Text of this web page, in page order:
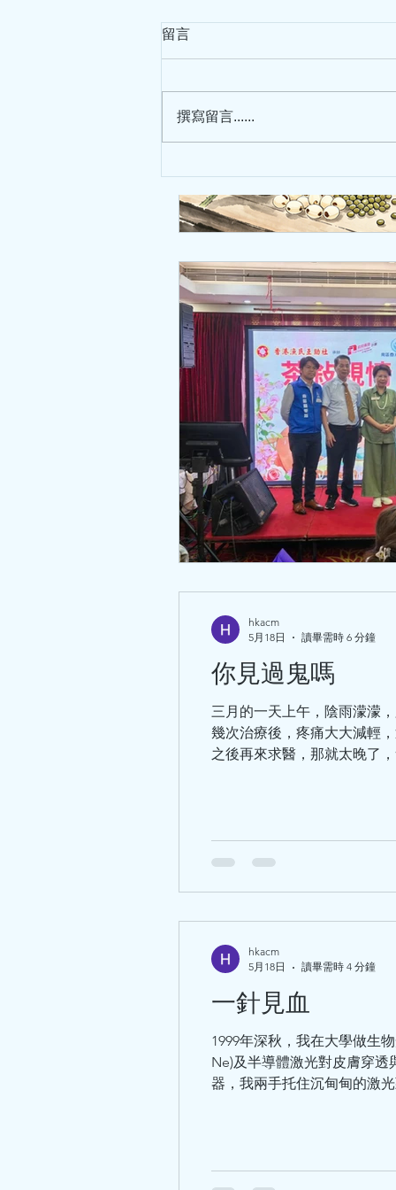
你見過鬼嗎
三月的一天上午，陰雨濛濛
幾次治療後，疼痛大大減輕
之後再來求醫，那就太晚了
hkacm
5月18日
讀畢需時 6 分鐘
一針見血
1999年深秋，我在大學做生
Ne)及半導體激光對皮膚穿
器，我兩手托住沉甸甸的激
hkacm
5月18日
讀畢需時 4 分鐘
中西醫協作針灸治療兒童腦病
（SEN）專科文憑課程 有特殊教
育需要（Special Educational
學生，他們在認知、情緒、行為、
社交和人際溝通等方面發展上遇到
障礙。...
留言
撰寫留言......